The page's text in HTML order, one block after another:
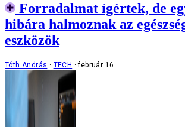
Forradalmat ígértek, de
hibára halmoznak az
eszközök
Tóth András TECH február 16.